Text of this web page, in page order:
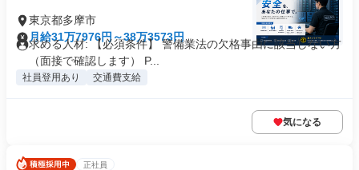
東京都多摩市
月給31万7976円～38万3573円
求める人材: 【必須条件】 警備業法の欠格事由に該当しない方
（面接で確認します） P...
社員登用あり 交通費支給
気になる
正社員